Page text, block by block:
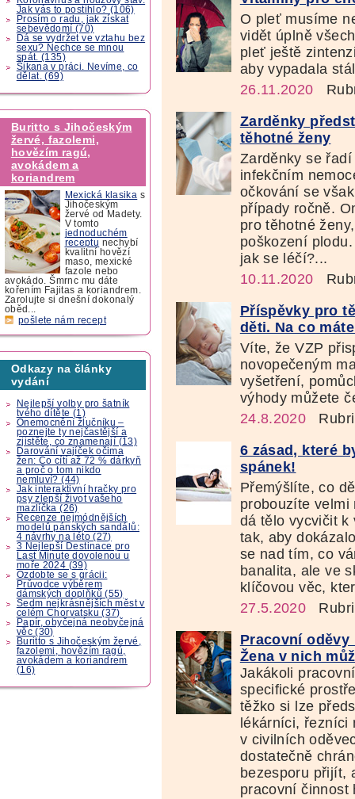
Jak vás to postihlo? (106)
Prosím o radu, jak získat
sebevědomí (70)
Dá se vydržet ve vztahu bez
sexu? Nechce se mnou
spát. (135)
Šikana v práci. Nevíme, co
dělat. (69)
Buritto s Jihočeským
žervé, fazolemi,
hovězím ragú,
avokádem a
koriandrem
Mexická klasika s
Jihočeským
žervé od Madety.
V tomto
jednoduchém
receptu nechybí
kvalitní hovězí
maso, mexické
fazole nebo
avokádo. Šmrnc mu dáte
kořením Fajitas a koriandrem.
Zarolujte si dnešní dokonalý
oběd...
pošlete nám recept
Odkazy na články
vydání
Nejlepší volby pro šatník
tvého dítěte (1)
Onemocnění žlučníku –
poznejte ty nejčastější a
zjistěte, co znamenají (13)
Darování vajíček očima
žen: Co cítí až 72 % dárkyň
a proč o tom nikdo
nemluví? (44)
Jak interaktivní hračky pro
psy zlepší život vašeho
mazlíčka (26)
Recenze nejmódnějších
modelů pánských sandálů:
4 návrhy na léto (27)
3 Nejlepší Destinace pro
Last Minute dovolenou u
moře 2024 (39)
Ozdobte se s grácii:
Průvodce výběrem
dámských doplňků (55)
Sedm nejkrásnějších měst v
celém Chorvatsku (37)
Papír, obyčejná neobyčejná
věc (30)
Buritto s Jihočeským žervé,
fazolemi, hovězím ragú,
avokádem a koriandrem
(16)
O pleť musíme
vidět úplně
pleť ještě
aby vypadala
26.11.2020
Zarděnky
těhotné ženy
Zarděnky se
infekčním
očkování se
případy ročně.
pro těhotné
poškození
jak se léčí?...
10.11.2020
Příspěvky pro
děti. Na co
Víte, že VZP
novopečeným
vyšetření,
výhody můžete
24.8.2020
6 zásad, které
spánek!
Přemýšlíte, co
probouzíte velmi
dá tělo vycvičit k
tak, aby
se nad tím, co
banalita, ale ve
klíčovou věc,
27.5.2020
Pracovní
Žena v nich
Jakákoli
specifické
těžko si lze
lékárníci, řezníci
v civilních
dostatečně
bezesporu přijít,
pracovní činnost